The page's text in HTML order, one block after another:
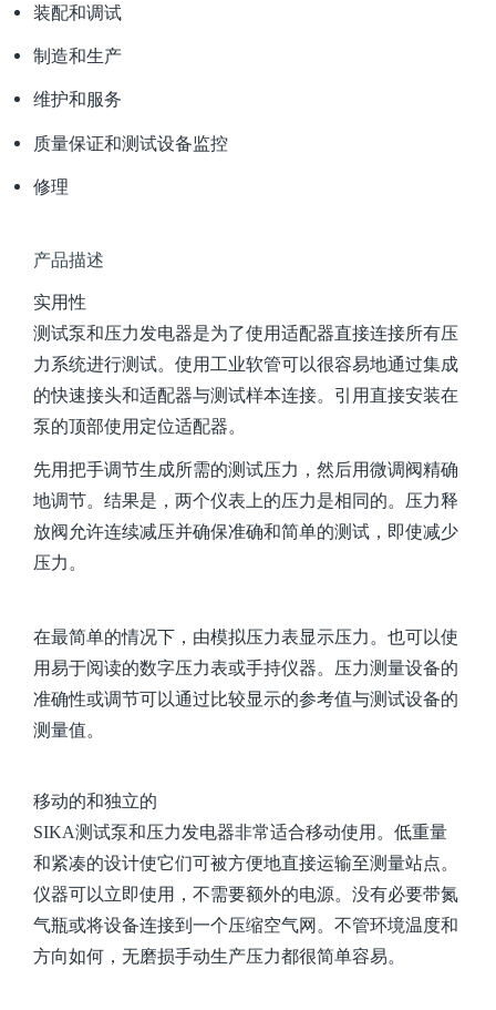
装配和调试
制造和生产
维护和服务
质量保证和测试设备监控
修理
产品描述
实用性
测试泵和压力发电器是为了使用适配器直接连接所有压
力系统进行测试。使用工业软管可以很容易地通过集成
的快速接头和适配器与测试样本连接。引用直接安装在
泵的顶部使用定位适配器。
先用把手调节生成所需的测试压力，然后用微调阀精确
地调节。结果是，两个仪表上的压力是相同的。压力释
放阀允许连续减压并确保准确和简单的测试，即使减少
压力。
在最简单的情况下，由模拟压力表显示压力。也可以使
用易于阅读的数字压力表或手持仪器。压力测量设备的
准确性或调节可以通过比较显示的参考值与测试设备的
测量值。
移动的和独立的
SIKA测试泵和压力发电器非常适合移动使用。低重量
和紧凑的设计使它们可被方便地直接运输至测量站点。
仪器可以立即使用，不需要额外的电源。没有必要带氮
气瓶或将设备连接到一个压缩空气网。不管环境温度和
方向如何，无磨损手动生产压力都很简单容易。